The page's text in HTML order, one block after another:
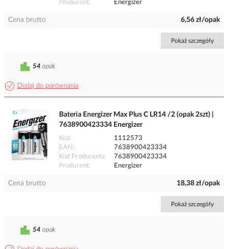
Producent
Energizer
Cena brutto 6,56 zł/opak
Pokaż szczegóły
Dodaj do porównania
54 opak
Bateria Energizer Max Plus C LR14 /2 (opak 2szt) |
7638900423334 Energizer
Kod
1112573
EAN
7638900423334
Kod Producenta
7638900423334
Producent
Energizer
Cena brutto 18,38 zł/opak
Pokaż szczegóły
54 opak